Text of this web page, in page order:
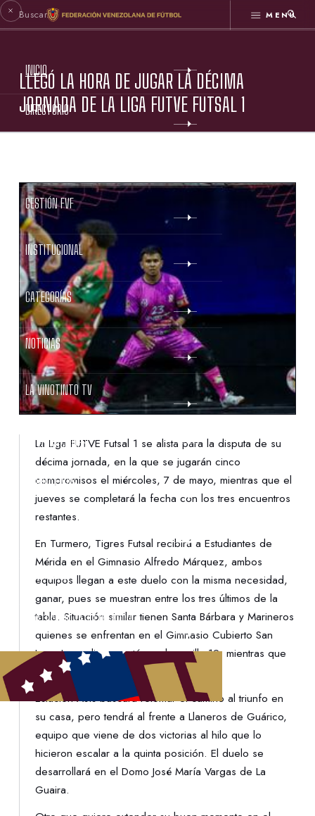
MENÚ
INICIO
DIRECTORIO
GESTIÓN FVF
INSTITUCIONAL
CATEGORÍAS
NOTICIAS
LA VINOTINTO TV
NOTIFICACIONES
NORMATIVAS
PROTECCIÓN DE LA INFANCIA
LLEGÓ LA HORA DE JUGAR LA DÉCIMA
JORNADA DE LA LIGA FUTVE FUTSAL 1
La Liga FUTVE Futsal 1 se alista para la disputa de su
décima jornada, en la que se jugarán cinco
compromisos el miércoles, 7 de mayo, mientras que el
jueves se completará la fecha con los tres encuentros
restantes.
En Turmero, Tigres Futsal recibirá a Estudiantes de
Mérida en el Gimnasio Alfredo Márquez, ambos
equipos llegan a este duelo con la misma necesidad,
ganar, pues se muestran entre los tres últimos de la
tabla. Situación similar tienen Santa Bárbara y Marineros
quienes se enfrentan en el Gimnasio Cubierto San
Juan. Los zulianos están en la casilla 12, mientras que
los orientales son décimos.
Estación Asís buscará retomar el camino al triunfo en
su casa, pero tendrá al frente a Llaneros de Guárico,
equipo que viene de dos victorias al hilo que lo
hicieron escalar a la quinta posición. El duelo se
desarrollará en el Domo José María Vargas de La
Guaira.